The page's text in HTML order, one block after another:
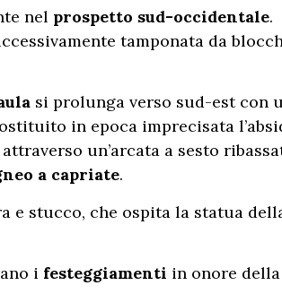
nel prospetto sud-occidentale.
tamponata da
si prolunga verso sud-est con
in epoca imprecisata
attraverso un’arcata a sesto
a capriate.
e stucco, che ospita la statua
i festeggiamenti in onore della